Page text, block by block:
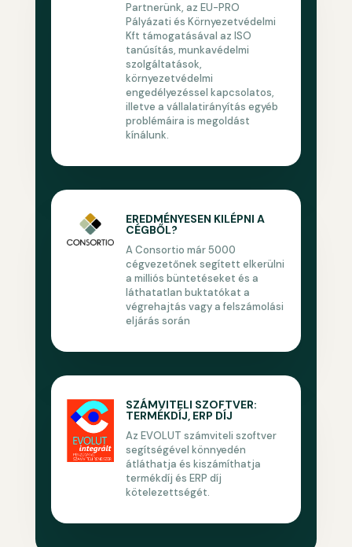
Partnerünk, az EU-PRO
Pályázati és Környezetvédelmi
Kft támogatásával az ISO
tanúsítás, munkavédelmi
szolgáltatások,
környezetvédelmi
engedélyezéssel kapcsolatos,
illetve a vállalatirányítás egyéb
problémáira is megoldást
kínálunk.
EREDMÉNYESEN KILÉPNI A
CÉGBŐL?
A Consortio már 5000
cégvezetőnek segített elkerülni
a milliós büntetéseket és a
láthatatlan buktatókat a
végrehajtás vagy a felszámolási
eljárás során
SZÁMVITELI SZOFTVER:
TERMÉKDÍJ, ERP DÍJ
Az EVOLUT számviteli szoftver
segítségével könnyedén
átláthatja és kiszámíthatja
termékdíj és ERP díj
kötelezettségét.